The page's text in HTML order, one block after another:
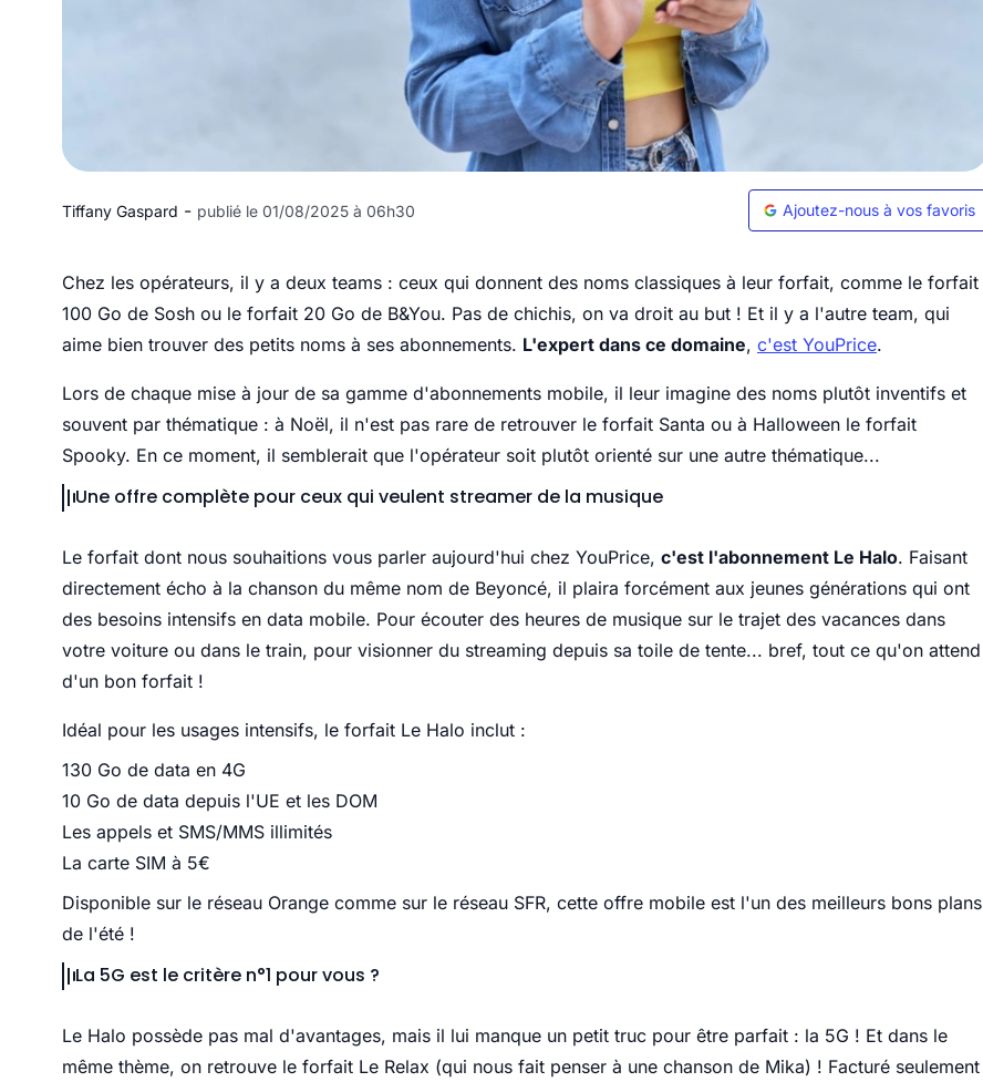
Tiffany Gaspard - publié le 01/08/2025 à 06h30 Ajoutez-nous à vos favoris
Chez les opérateurs, il y a deux teams : ceux qui donnent des noms classiques à leur forfait, comme le forfait
100 Go de Sosh ou le forfait 20 Go de B&You. Pas de chichis, on va droit au but ! Et il y a l'autre team, qui
aime bien trouver des petits noms à ses abonnements. L'expert dans ce domaine, c'est YouPrice.
Lors de chaque mise à jour de sa gamme d'abonnements mobile, il leur imagine des noms plutôt inventifs et
souvent par thématique : à Noël, il n'est pas rare de retrouver le forfait Santa ou à Halloween le forfait
Spooky. En ce moment, il semblerait que l'opérateur soit plutôt orienté sur une autre thématique...
Une offre complète pour ceux qui veulent streamer de la musique
Le forfait dont nous souhaitions vous parler aujourd'hui chez YouPrice, c'est l'abonnement Le Halo. Faisant
directement écho à la chanson du même nom de Beyoncé, il plaira forcément aux jeunes générations qui ont
des besoins intensifs en data mobile. Pour écouter des heures de musique sur le trajet des vacances dans
votre voiture ou dans le train, pour visionner du streaming depuis sa toile de tente... bref, tout ce qu'on attend
d'un bon forfait !
Idéal pour les usages intensifs, le forfait Le Halo inclut :
130 Go de data en 4G
10 Go de data depuis l'UE et les DOM
Les appels et SMS/MMS illimités
La carte SIM à 5€
Disponible sur le réseau Orange comme sur le réseau SFR, cette offre mobile est l'un des meilleurs bons plans
de l'été !
La 5G est le critère n°1 pour vous ?
Le Halo possède pas mal d'avantages, mais il lui manque un petit truc pour être parfait : la 5G ! Et dans le
même thème, on retrouve le forfait Le Relax (qui nous fait penser à une chanson de Mika) ! Facturé seulement